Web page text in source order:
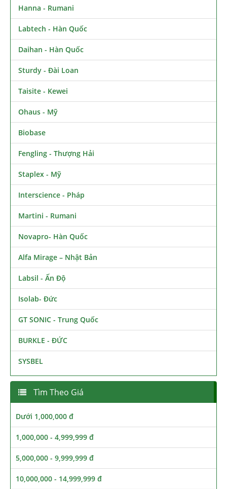
Hanna - Rumani
Labtech - Hàn Quốc
Daihan - Hàn Quốc
Sturdy - Đài Loan
Taisite - Kewei
Ohaus - Mỹ
Biobase
Fengling - Thượng Hải
Staplex - Mỹ
Interscience - Pháp
Martini - Rumani
Novapro- Hàn Quốc
Alfa Mirage – Nhật Bản
Labsil - Ấn Độ
Isolab- Đức
GT SONIC - Trung Quốc
BURKLE - ĐỨC
SYSBEL
Tìm Theo Giá
Dưới 1,000,000 đ
1,000,000 - 4,999,999 đ
5,000,000 - 9,999,999 đ
10,000,000 - 14,999,999 đ